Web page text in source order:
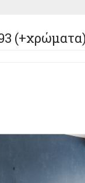
(+χρώματα)